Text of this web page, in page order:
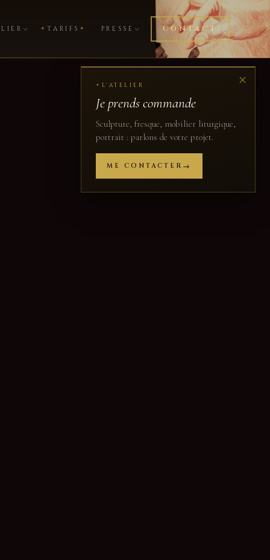
✕
✦ L'ATELIER
Je prends commande
Sculpture, fresque, mobilier liturgique,
portrait : parlons de votre projet.
ME CONTACTER
✦TARIFS ✦ PRESSE CONTACT